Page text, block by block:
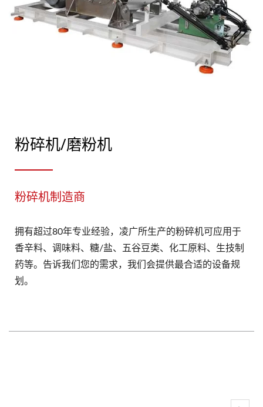
粉碎机/磨粉机
粉碎机制造商
拥有超过80年专业经验，凌广所生产的粉碎机可应用于
香辛料、调味料、糖/盐、五谷豆类、化工原料、生技制
药等。告诉我们您的需求，我们会提供最合适的设备规
划。